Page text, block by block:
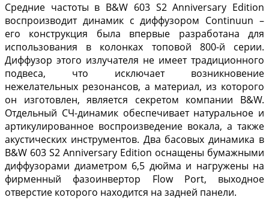
Средние частоты в B&W 603 S2 Anniversary Edition
воспроизводит динамик с диффузором Continuun –
его конструкция была впервые разработана для
использования в колонках топовой 800-й серии.
Диффузор этого излучателя не имеет традиционного
подвеса, что исключает возникновение
нежелательных резонансов, а материал, из которого
он изготовлен, является секретом компании B&W.
Отдельный СЧ-динамик обеспечивает натуральное и
артикулированное воспроизведение вокала, а также
акустических инструментов. Два басовых динамика в
B&W 603 S2 Anniversary Edition оснащены бумажными
диффузорами диаметром 6,5 дюйма и нагружены на
фирменный фазоинвертор Flow Port, выходное
отверстие которого находится на задней панели.